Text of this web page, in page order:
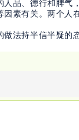
品、德行和脾气
素有关。两个人
法持半信半疑的